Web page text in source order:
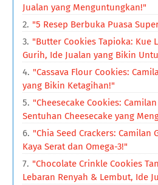
Jualan yang Menguntungkan!"
"5 Resep Berbuka Puasa
"Butter Cookies Tapioka: Kue
Gurih, Ide Jualan yang Bikin
"Cassava Flour Cookies:
yang Bikin Ketagihan!"
"Cheesecake Cookies:
Sentuhan Cheesecake yang
"Chia Seed Crackers: Camilan
Kaya Serat dan Omega-3!"
"Chocolate Crinkle Cookies
Lebaran Renyah & Lembut, Ide